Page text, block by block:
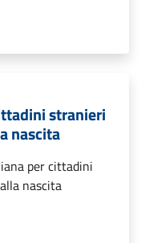
stranieri
nascita
per cittadini
nascita